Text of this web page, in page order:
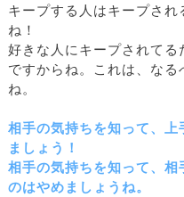
キープする人はキープされ
ね！
好きな人にキープされて
ですからね。これは、なる
ね。
相手の気持ちを知って、上
ましょう！
相手の気持ちを知って、
のはやめましょうね。